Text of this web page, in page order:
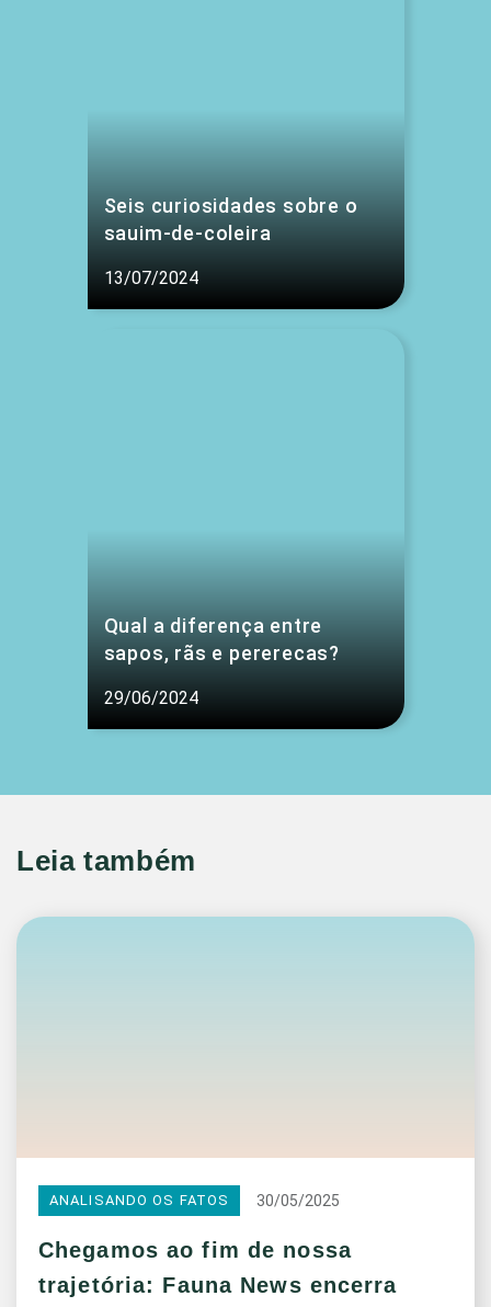
Seis curiosidades sobre o
sauim-de-coleira
13/07/2024
Qual a diferença entre
sapos, rãs e pererecas?
29/06/2024
Leia também
ANALISANDO OS FATOS 30/05/2025
Chegamos ao fim de nossa
trajetória: Fauna News encerra